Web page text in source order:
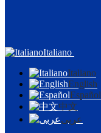
Italiano
Italiano
English
Español
中文
عربى